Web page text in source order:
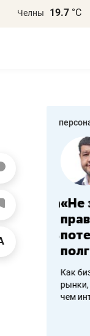
Челны 19.7 °С
работа «Не
Как
рынки,
чем